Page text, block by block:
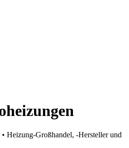
• Heizung-Großhandel, -Hersteller und